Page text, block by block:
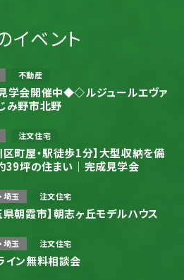
イベント
不動産
会開催中◆◇ルジュールエヴァ
み野市北野
注文住宅
区町屋・駅徒歩1分】大型収納を備
39坪の住まい｜完成見学会
埼玉 注文住宅
県朝霞市】朝志ヶ丘モデルハウス
埼玉 注文住宅
イン無料相談会